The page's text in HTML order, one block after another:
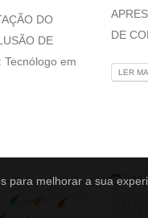
para melhorar a sua
DO
DE
Tecnólogo em
DE
LER
04/